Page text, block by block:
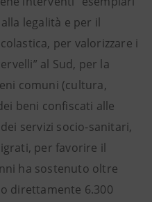
legalità e per il
per valorizzare i
al Sud, per la
comuni (cultura,
beni confiscati alle
servizi socio-sanitari,
per favorire il
ha sostenuto oltre
direttamente 6.300